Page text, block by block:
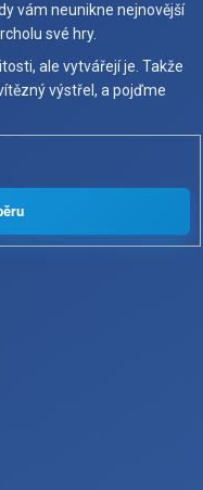
vám neunikne nejnovější
své hry.
ale vytvářejí je. Takže
výstřel, a pojďme